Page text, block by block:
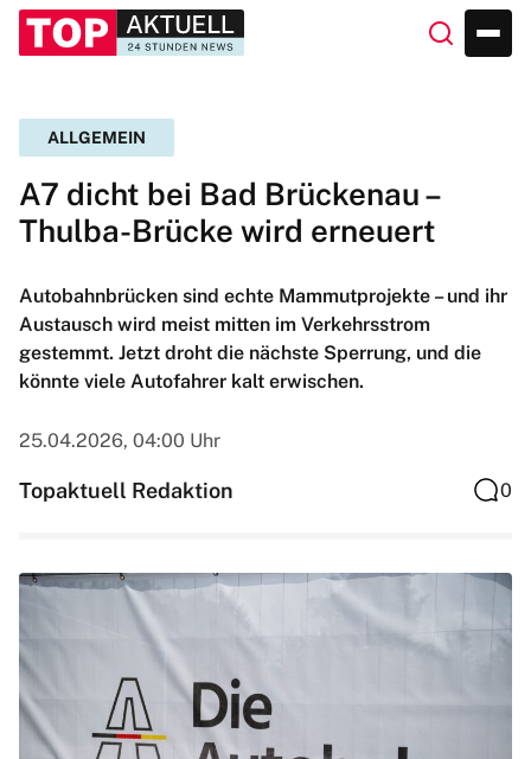
ALLGEMEIN
A7 dicht bei Bad Brückenau –
Thulba-Brücke wird erneuert
Autobahnbrücken sind echte Mammutprojekte – und ihr
Austausch wird meist mitten im Verkehrsstrom
gestemmt. Jetzt droht die nächste Sperrung, und die
könnte viele Autofahrer kalt erwischen.
25.04.2026, 04:00 Uhr
Topaktuell Redaktion 0